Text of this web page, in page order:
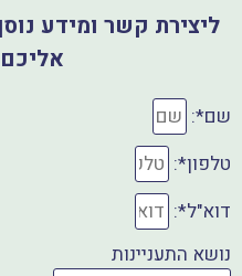
p
o
ליצירת קשר ומידע
שם*:
טלפון*:
דוא"ל*:
נושא התעניינות